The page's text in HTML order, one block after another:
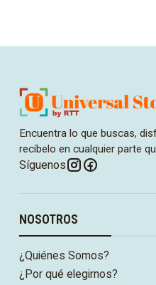
Encuentra lo que buscas,
recíbelo en cualquier parte
Síguenos
NOSOTROS
¿Quiénes Somos?
¿Por qué elegirnos?